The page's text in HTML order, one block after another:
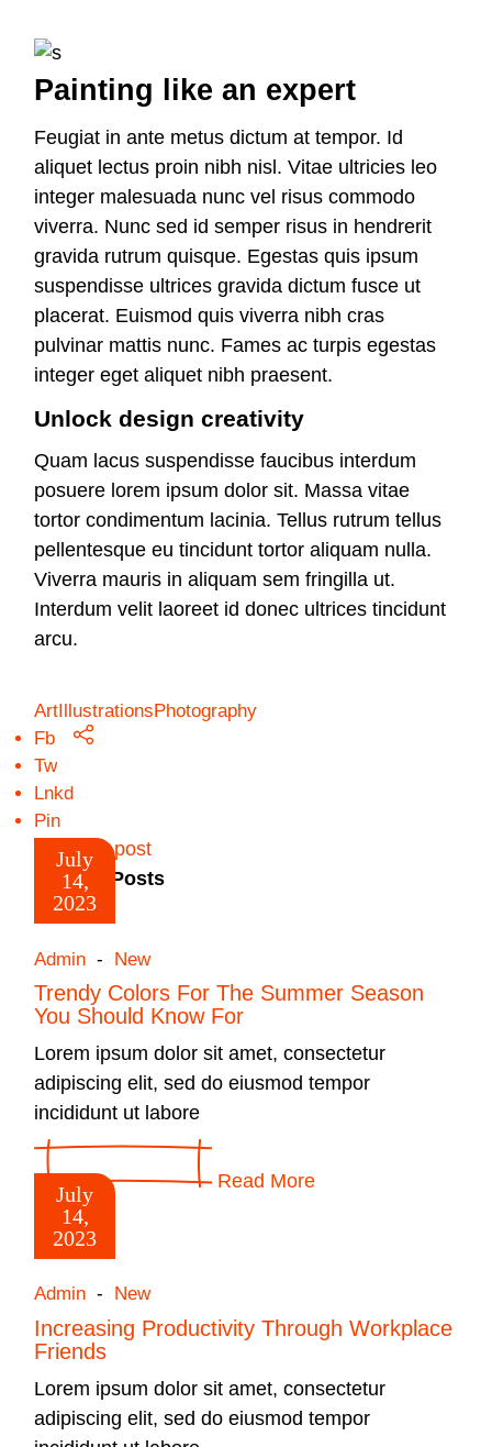
Painting like an expert
Feugiat in ante metus dictum at tempor. Id
aliquet lectus proin nibh nisl. Vitae ultricies leo
integer malesuada nunc vel risus commodo
viverra. Nunc sed id semper risus in hendrerit
gravida rutrum quisque. Egestas quis ipsum
suspendisse ultrices gravida dictum fusce ut
placerat. Euismod quis viverra nibh cras
pulvinar mattis nunc. Fames ac turpis egestas
integer eget aliquet nibh praesent.
Unlock design creativity
Quam lacus suspendisse faucibus interdum
posuere lorem ipsum dolor sit. Massa vitae
tortor condimentum lacinia. Tellus rutrum tellus
pellentesque eu tincidunt tortor aliquam nulla.
Viverra mauris in aliquam sem fringilla ut.
Interdum velit laoreet id donec ultrices tincidunt
arcu.
ArtIllustrationsPhotography
Fb
Tw
Lnkd
Pin
Prev post
Related Posts
July
14,
2023
Admin New
Trendy Colors For The Summer Season
You Should Know For
Lorem ipsum dolor sit amet, consectetur
adipiscing elit, sed do eiusmod tempor
incididunt ut labore
Read More
July
14,
2023
Admin New
Increasing Productivity Through Workplace
Friends
Lorem ipsum dolor sit amet, consectetur
adipiscing elit, sed do eiusmod tempor